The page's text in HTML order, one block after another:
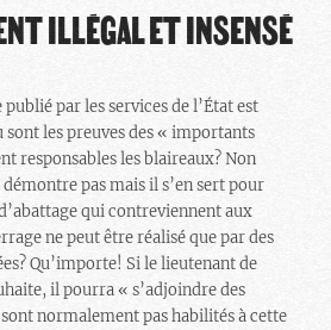
ILLÉGAL ET INSENSÉ
par les services de l’État est
les preuves des « importants
responsables les blaireaux? Non
pas mais il s’en sert pour
qui contreviennent aux
ne peut être réalisé que par des
Qu’importe! Si le lieutenant de
il pourra « s’adjoindre des
normalement pas habilités à cette